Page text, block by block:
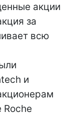
акции
за
всю
и
Roche